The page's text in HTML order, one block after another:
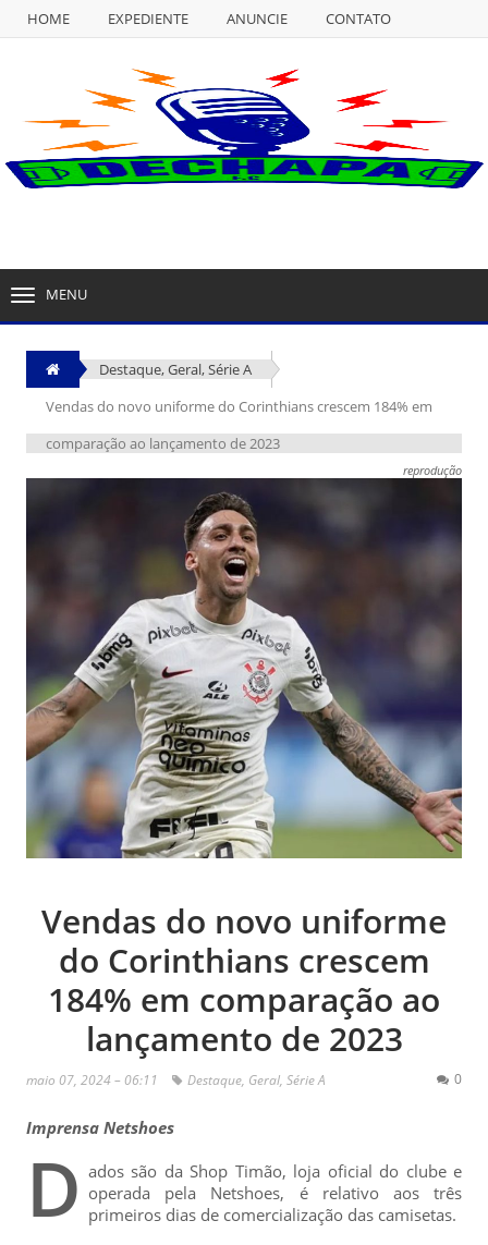
HOME EXPEDIENTE ANUNCIE
CONTATO
EXPEDIENTE ANUNCIE
MENU
Destaque,Geral,Série A
Vendas do novo uniforme do Corinthians crescem 184% em
comparação ao lançamento de 2023
reprodução
Vendas do novo uniforme
do Corinthians crescem
184% em comparação ao
lançamento de 2023
maio 07, 2024 – 06:11 Destaque, Geral, Série A 0
Imprensa Netshoes
D ados são da Shop Timão, loja oficial do clube e
operada pela Netshoes, é relativo aos três
primeiros dias de comercialização das camisetas.